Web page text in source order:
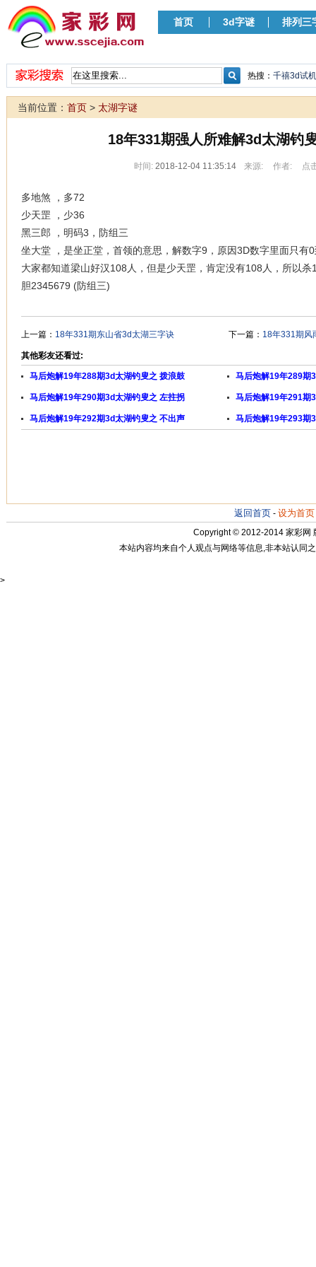
首页 3d字谜 排列三
热搜： 千禧3d试
当前位置： 首页 > 太湖字谜
18年331期强人所难解3d太湖钓
时间: 2018-12-04 11:35:14 来源: 作者: 点
多地煞 ，多72
少天罡 ，少36
黑三郎 ，明码3，防组三
坐大堂 ，是坐正堂，首领的意思，解数字9，原因3D数字里面只有
大家都知道梁山好汉108人，但是少天罡，肯定没有108人，所以杀
胆2345679 (防组三)
上一篇： 18年331期东山省3d太湖三字诀 下一篇： 18年331期风
其他彩友还看过:
马后炮解19年288期3d太湖钓叟之 拨浪鼓 马后炮解19年289期
马后炮解19年290期3d太湖钓叟之 左拄拐 马后炮解19年291期
马后炮解19年292期3d太湖钓叟之 不出声 马后炮解19年293期
返回首页 - 设为首页
Copyright © 2012-2014 家彩网
本站内容均来自个人观点与网络等信息,非本站认同
>